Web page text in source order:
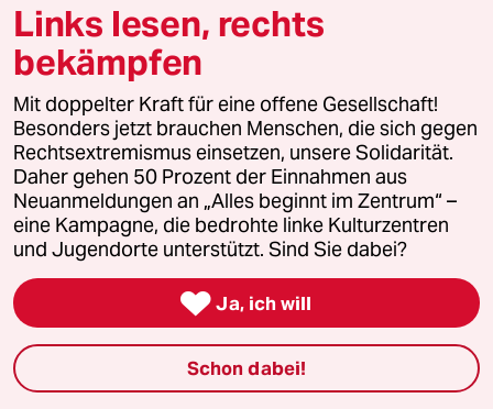
ke1ner
03.05.2023
Das ist auch eine gute Gelegenheit, mit
Rücktritten nur wegen Verdachts Schluss zu
machen.
Sie widersprechen z.B. dem Rechtsprinzip
'unschuldig bis zum Beweis des Gegenteils' und
führen nur dazu, dass alle weiter ihre Fassaden
polieren.
》Patrick Graichen, der in der vierköpfigen
Findungskommission saß, hat erst im
designierte neue Geschäftsführer sein
Trauzeuge war《 - was ja nicht bedeutet, dass
Links lesen, rechts
bekämpfen
Mit doppelter Kraft für eine offene Gesellschaft!
Besonders jetzt brauchen Menschen, die sich gegen
Rechtsextremismus einsetzen, unsere Solidarität.
Daher gehen 50 Prozent der Einnahmen aus
Neuanmeldungen an „Alles beginnt im Zentrum“ –
eine Kampagne, die bedrohte linke Kulturzentren
und Jugendorte unterstützt. Sind Sie dabei?
 Ja, ich will
Schon dabei!